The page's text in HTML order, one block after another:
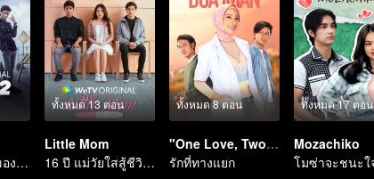
การปรากฏตัวของตัวละครใหม่ที่สร้างความวุ่นวาย
ทั้งหมด 13 ตอน
Little Mom
16 ปี แม่วัยใสสู้ชีวิตเพื่อเลี้ยงลูก
ทั้งหมด 8 ตอน
"One Love, Two Faiths"
รักที่ทางแยก
ทั้งหมด 17 ตอน
Mozachiko